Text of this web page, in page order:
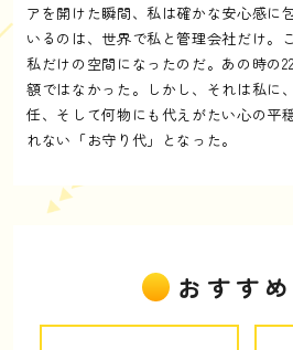
アを開けた瞬間、私は確かな安心感に
いるのは、世界で私と管理会社だけ。
私だけの空間になったのだ。あの時の
額ではなかった。しかし、それは私に
任、そして何物にも代えがたい心の平
れない「お守り代」となった。
おすす